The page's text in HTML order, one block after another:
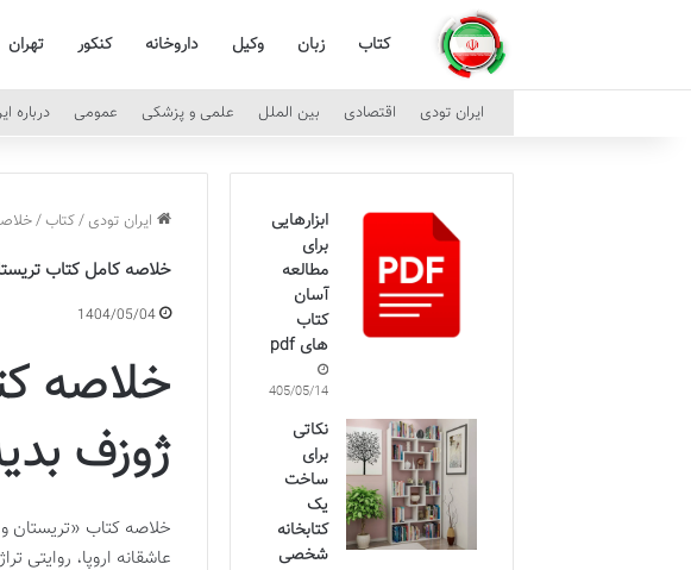
کتاب زبان وکیل داروخانه کنکور تهران
ایران تودی اقتصادی بین الملل علمی و پزشکی عمومی درباره
ایران تودی /کتاب /
خلاصه کامل کتاب
1404/05/04
خلاصه
ژوزف
خلاصه کتاب «تریستان و
عاشقانه اروپا،
ابزارهایی
برای
مطالعه
آسان
کتاب
های pdf
1405/05/14
نکاتی
برای
ساخت
یک
کتابخانه
شخصی